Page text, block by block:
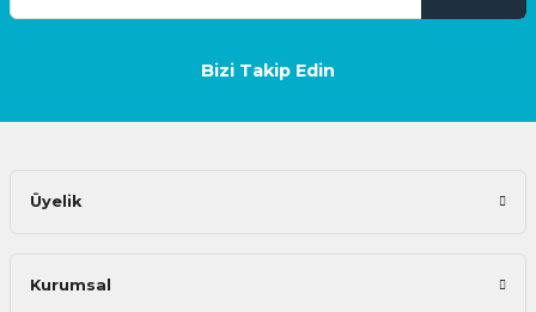
Bizi Takip Edin
Üyelik
Kurumsal